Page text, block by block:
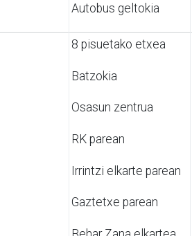
Autobus geltokia
8 pisuetako etxea
Batzokia
Osasun zentrua
RK parean
Irrintzi elkarte parean
Gaztetxe parean